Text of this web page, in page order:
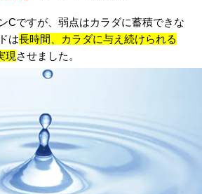
Cですが、弱点はカラダに蓄積できな
は長時間、カラダに与え続けられる
現 させました。